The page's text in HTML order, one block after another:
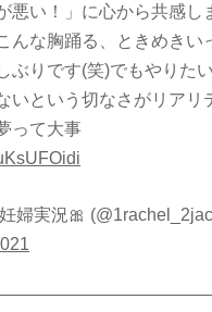
悪い！」に心から共感し
んな胸踊る、ときめきい
ぶりです(笑)でもやりた
いという切なさがリアリ
って大事
婦実況🎀